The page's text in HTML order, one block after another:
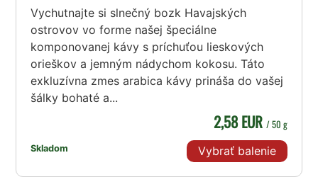
Vychutnajte si slnečný bozk Havajských
ostrovov vo forme našej špeciálne
komponovanej kávy s príchuťou lieskových
orieškov a jemným nádychom kokosu. Táto
exkluzívna zmes arabica kávy prináša do vašej
šálky bohaté a...
Skladom
2,58 EUR / 50 g
Vybrať balenie